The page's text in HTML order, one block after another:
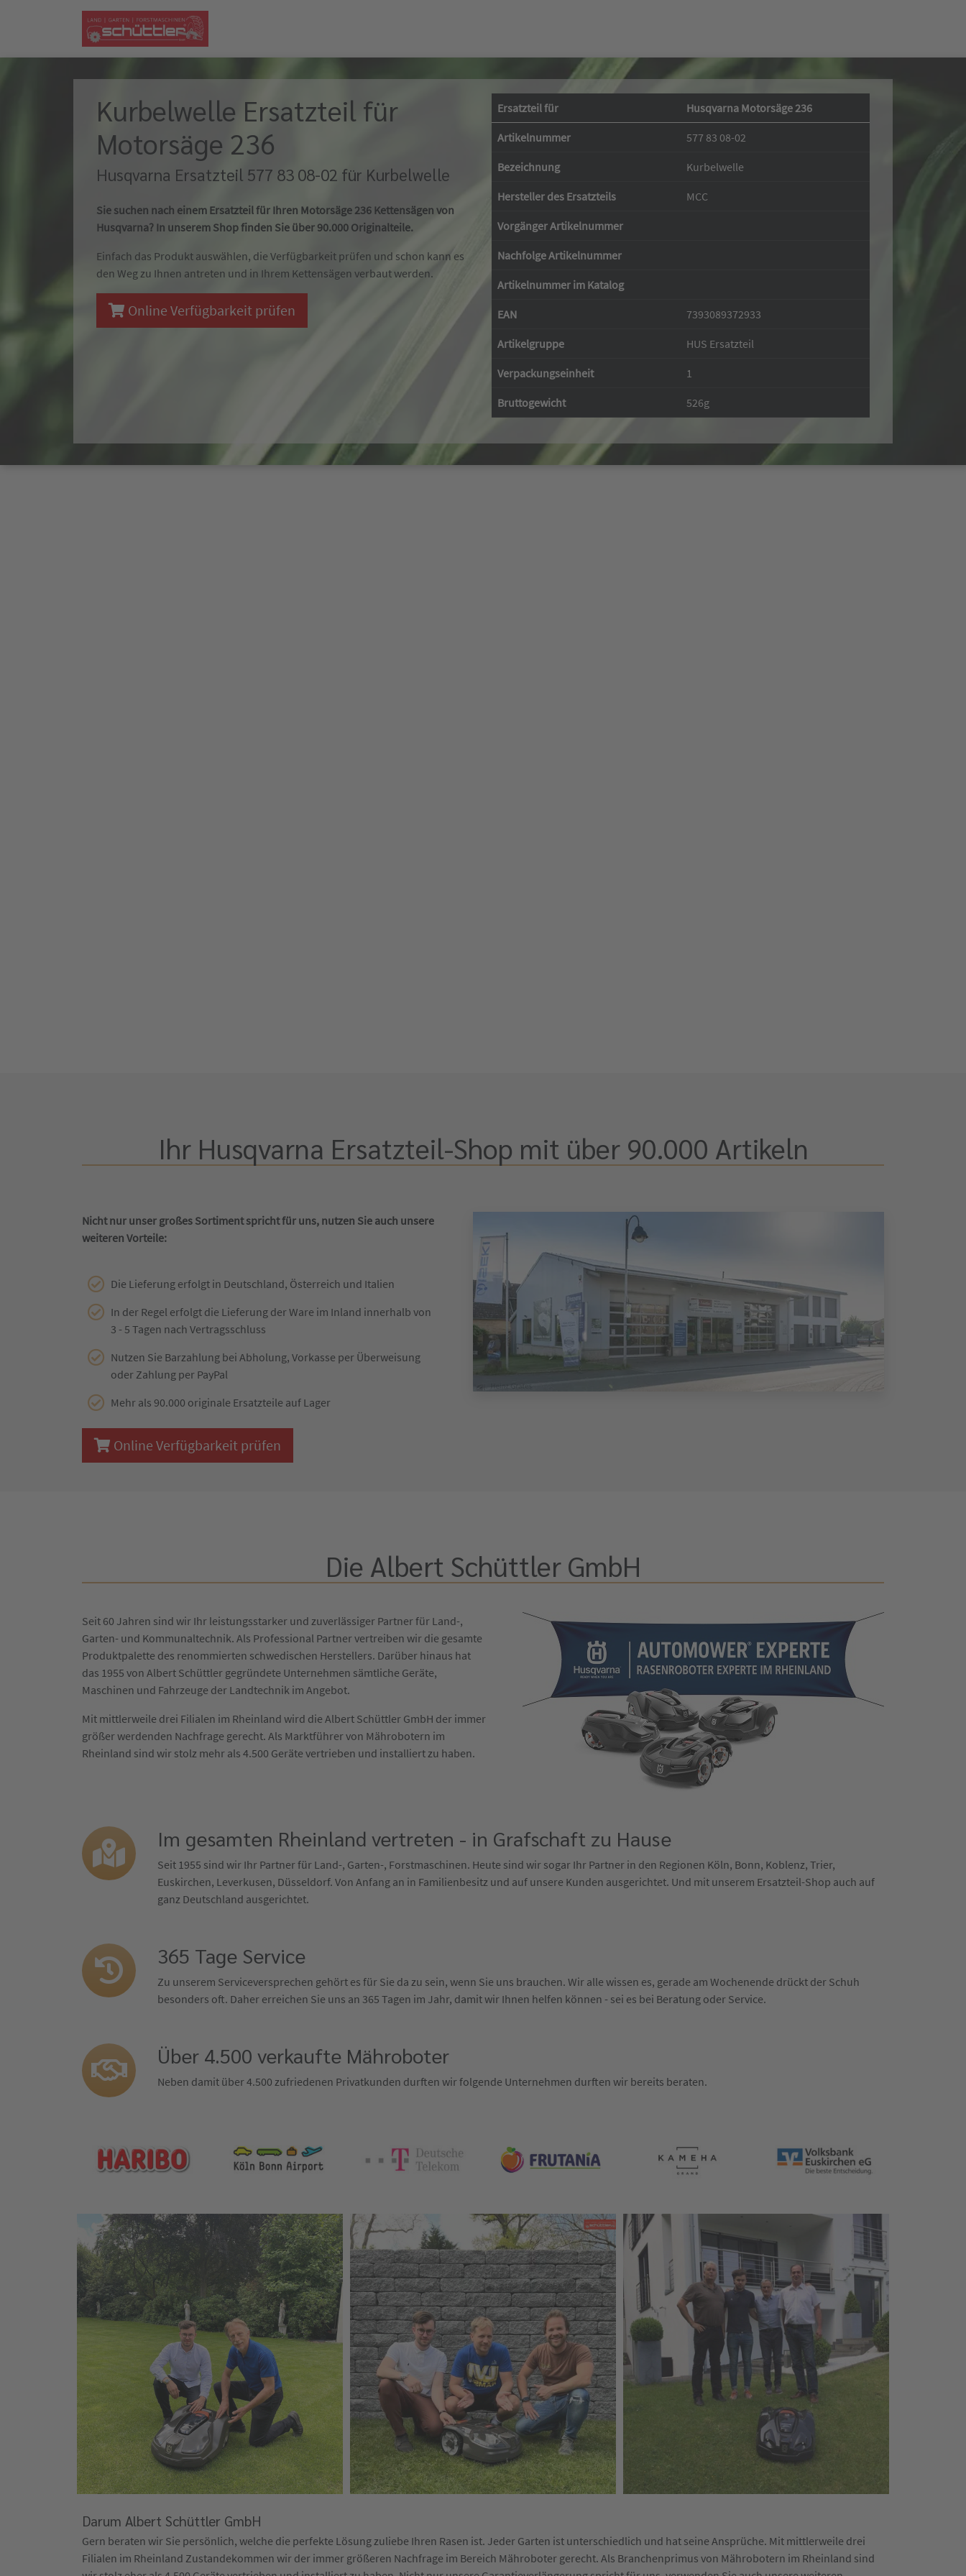
Kurbelwelle Ersatzteil für
Motorsäge 236
Husqvarna Ersatzteil 577 83 08-02 für Kurbelwelle
Sie suchen nach einem Ersatzteil für Ihren Motorsäge 236 Kettensägen von
Husqvarna? In unserem Shop finden Sie über 90.000 Originalteile.
Einfach das Produkt auswählen, die Verfügbarkeit prüfen und schon kann es
den Weg zu Ihnen antreten und in Ihrem Kettensägen verbaut werden.
Online Verfügbarkeit prüfen
Ersatzteil für Husqvarna Motorsäge 236
Artikelnummer 577 83 08-02
Bezeichnung Kurbelwelle
Hersteller des Ersatzteils MCC
Vorgänger Artikelnummer
Nachfolge Artikelnummer
Artikelnummer im Katalog
EAN 7393089372933
Artikelgruppe HUS Ersatzteil
Verpackungseinheit 1
Bruttogewicht 526g
Ihr Husqvarna Ersatzteil-Shop mit über 90.000 Artikeln
Nicht nur unser großes Sortiment spricht für uns, nutzen Sie auch unsere
weiteren Vorteile:
Die Lieferung erfolgt in Deutschland, Österreich und Italien
In der Regel erfolgt die Lieferung der Ware im Inland innerhalb von
3 - 5 Tagen nach Vertragsschluss
Nutzen Sie Barzahlung bei Abholung, Vorkasse per Überweisung
oder Zahlung per PayPal
Mehr als 90.000 originale Ersatzteile auf Lager
Online Verfügbarkeit prüfen
Die Albert Schüttler GmbH
Seit 60 Jahren sind wir Ihr leistungsstarker und zuverlässiger Partner für Land-,
Garten- und Kommunaltechnik. Als Professional Partner vertreiben wir die gesamte
Produktpalette des renommierten schwedischen Herstellers. Darüber hinaus hat
das 1955 von Albert Schüttler gegründete Unternehmen sämtliche Geräte,
Maschinen und Fahrzeuge der Landtechnik im Angebot.
Mit mittlerweile drei Filialen im Rheinland wird die Albert Schüttler GmbH der immer
größer werdenden Nachfrage gerecht. Als Marktführer von Mährobotern im
Rheinland sind wir stolz mehr als 4.500 Geräte vertrieben und installiert zu haben.
Im gesamten Rheinland vertreten - in Grafschaft zu Hause
Seit 1955 sind wir Ihr Partner für Land-, Garten-, Forstmaschinen. Heute sind wir sogar Ihr Partner in den Regionen Köln, Bonn, Koblenz, Trier,
Euskirchen, Leverkusen, Düsseldorf. Von Anfang an in Familienbesitz und auf unsere Kunden ausgerichtet. Und mit unserem Ersatzteil-Shop auch auf
ganz Deutschland ausgerichtet.
365 Tage Service
Zu unserem Serviceversprechen gehört es für Sie da zu sein, wenn Sie uns brauchen. Wir alle wissen es, gerade am Wochenende drückt der Schuh
besonders oft. Daher erreichen Sie uns an 365 Tagen im Jahr, damit wir Ihnen helfen können - sei es bei Beratung oder Service.
Über 4.500 verkaufte Mähroboter
Neben damit über 4.500 zufriedenen Privatkunden durften wir folgende Unternehmen durften wir bereits beraten.
Darum Albert Schüttler GmbH
Gern beraten wir Sie persönlich, welche die perfekte Lösung zuliebe Ihren Rasen ist. Jeder Garten ist unterschiedlich und hat seine Ansprüche. Mit mittlerweile drei
Filialen im Rheinland Zustandekommen wir der immer größeren Nachfrage im Bereich Mähroboter gerecht. Als Branchenprimus von Mährobotern im Rheinland sind